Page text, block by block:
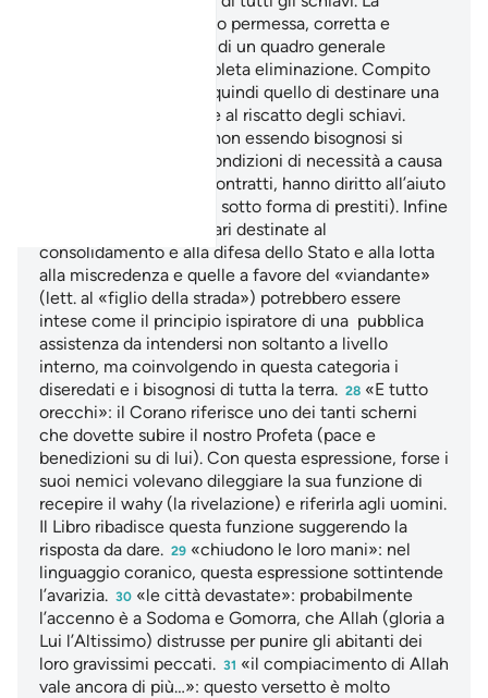
schiavitù viene pertanto permessa, corretta e
umanizzata, all’interno di un quadro generale
tendente alla sua completa eliminazione. Compito
dello Stato islamico è quindi quello di destinare una
parte del gettito fiscale al riscatto degli schiavi.
Anche coloro che pur non essendo bisognosi si
trovano in particolari condizioni di necessità a causa
di debiti lecitamente contratti, hanno diritto all’aiuto
della Comunità (anche sotto forma di prestiti). Infine
vengono le spese militari destinate al
consolidamento e alla difesa dello Stato e alla lotta
alla miscredenza e quelle a favore del «viandante»
(lett. al «figlio della strada») potrebbero essere
intese come il principio ispiratore di una pubblica
assistenza da intendersi non soltanto a livello
interno, ma coinvolgendo in questa categoria i
diseredati e i bisognosi di tutta la terra. 28 «E tutto
orecchi»: il Corano riferisce uno dei tanti scherni
che dovette subire il nostro Profeta (pace e
benedizioni su di lui). Con questa espressione, forse i
suoi nemici volevano dileggiare la sua funzione di
recepire il wahy (la rivelazione) e riferirla agli uomini.
Il Libro ribadisce questa funzione suggerendo la
risposta da dare. 29 «chiudono le loro mani»: nel
linguaggio coranico, questa espressione sottintende
l’avarizia. 30 «le città devastate»: probabilmente
l’accenno è a Sodoma e Gomorra, che Allah (gloria a
Lui l’Altissimo) distrusse per punire gli abitanti dei
loro gravissimi peccati. 31 «il compiacimento di Allah
vale ancora di più…»: questo versetto è molto